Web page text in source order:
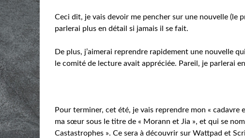
Ceci dit, je vais devoir me pencher sur une nouvelle
parlerai plus en détail si jamais il se fait.
De plus, j’aimerai reprendre rapidement une nouvelle
le comité de lecture avait appréciée. Pareil, je parlerai
Pour terminer, cet été, je vais reprendre mon « cadavre
ma sœur sous le titre de « Morann et Jia », et qui se
Castastrophes ». Ce sera à découvrir sur Wattpad et